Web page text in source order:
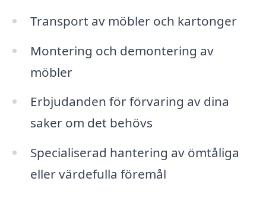
Transport av möbler och kartonger
Montering och demontering av
möbler
Erbjudanden för förvaring av dina
saker om det behövs
Specialiserad hantering av ömtåliga
eller värdefulla föremål